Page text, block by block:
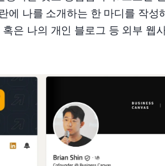
에 나를 소개하는 한 마디를 작성
은 나의 개인 블로그 등 외부 웹